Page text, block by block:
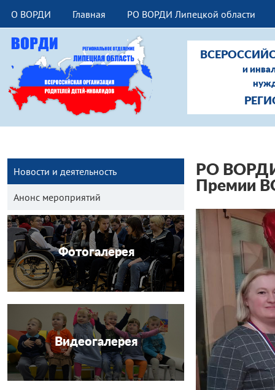
О ВОРДИ Главная РО ВОРДИ Липецкой области
и
Новости и деятельность
Анонс мероприятий
Фотогалерея
Видеогалерея
РО ВОРДИ
Премии